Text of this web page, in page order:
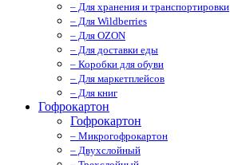
– Для хранения и транспортировки
– Для Wildberries
– Для OZON
– Для доставки еды
– Коробки для обуви
– Для маркетплейсов
– Для книг
Гофрокартон
Гофрокартон
– Микрогофрокартон
– Двухслойный